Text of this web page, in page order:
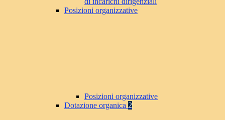
Posizioni organizzative
Posizioni organizzative
Dotazione organica 2